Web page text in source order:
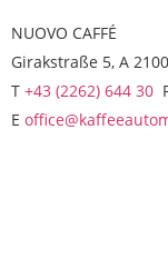
NUOVO CAFFÉ
Girakstraße 5, A
T +43 (2262) 644 30
E